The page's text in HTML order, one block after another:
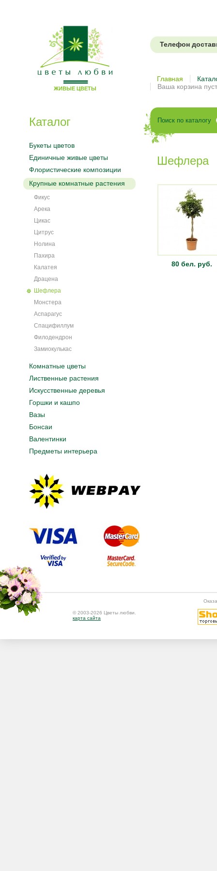
Цветы
ЖИВЫЕ ЦВЕТЫ
Телефон
Главная
Ваша корзина
Поиск по каталогу
Шефлера
80 бел. руб.
Каталог
Букеты цветов
Единичные живые цветы
Флористические композиции
Крупные комнатные растения
Фикус
Арека
Цикас
Цитрус
Нолина
Пахира
Калатея
Драцена
Шефлера
Монстера
Аспарагус
Спацифиллум
Филодендрон
Замиокулькас
Комнатные цветы
Лиственные растения
Искусственные деревья
Горшки и кашпо
Вазы
Бонсаи
Валентинки
Предметы интерьера
© 2003-2026 Цветы любви.
карта сайта